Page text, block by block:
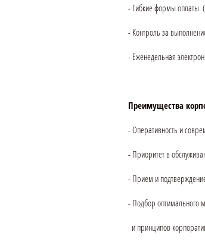
- Гибкие формы оплаты
- Контроль за
- Еженедельная
Преимущества
- Оперативность и
- Приоритет в
- Прием и
- Подбор оптимального
и принципов